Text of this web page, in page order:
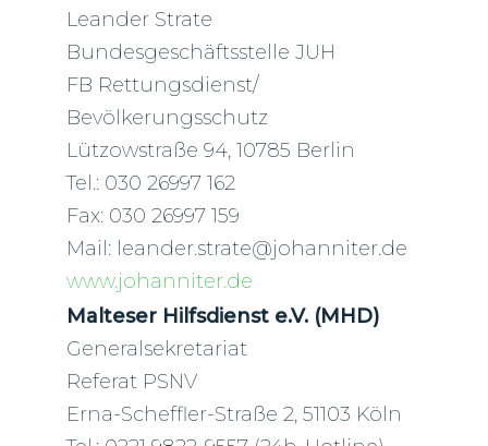
Leander Strate
Bundesgeschäftsstelle JUH
FB Rettungsdienst/
Bevölkerungsschutz
Lützowstraße 94, 10785 Berlin
Tel.: 030 26997 162
Fax: 030 26997 159
Mail: leander.strate@johanniter.de
www.johanniter.de
Malteser Hilfsdienst e.V. (MHD)
Generalsekretariat
Referat PSNV
Erna-Scheffler-Straße 2, 51103 Köln